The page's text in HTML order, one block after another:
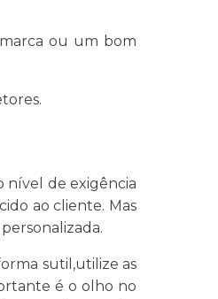
ou um bom
nível de exigência
ao cliente. Mas
sutil,utilize as
é o olho no